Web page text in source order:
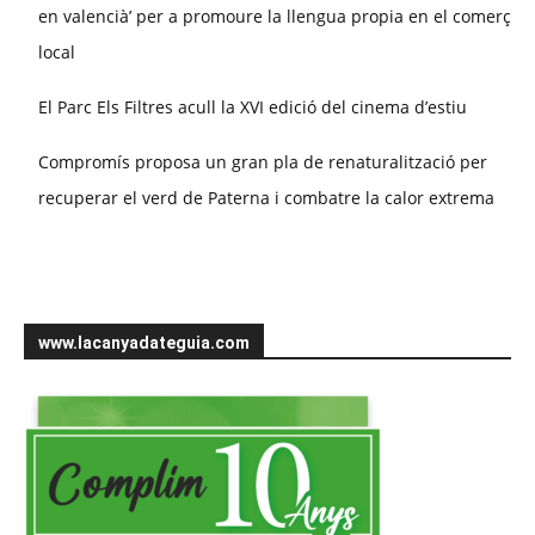
en valencià’ per a promoure la llengua propia en el comerç
local
El Parc Els Filtres acull la XVI edició del cinema d’estiu
Compromís proposa un gran pla de renaturalització per
recuperar el verd de Paterna i combatre la calor extrema
www.lacanyadateguia.com